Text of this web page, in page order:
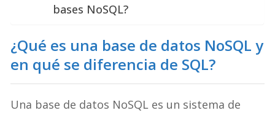
bases NoSQL?
¿Qué es una base de datos NoSQL y
en qué se diferencia de SQL?
Una base de datos NoSQL es un sistema de